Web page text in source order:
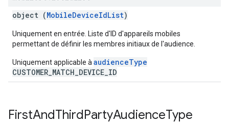
object (MobileDeviceIdList)
Uniquement en entrée. Liste d'ID d'appareils mobiles
permettant de définir les membres initiaux de l'audience.
Uniquement applicable à audienceType
CUSTOMER_MATCH_DEVICE_ID
FirstAndThirdPartyAudienceType